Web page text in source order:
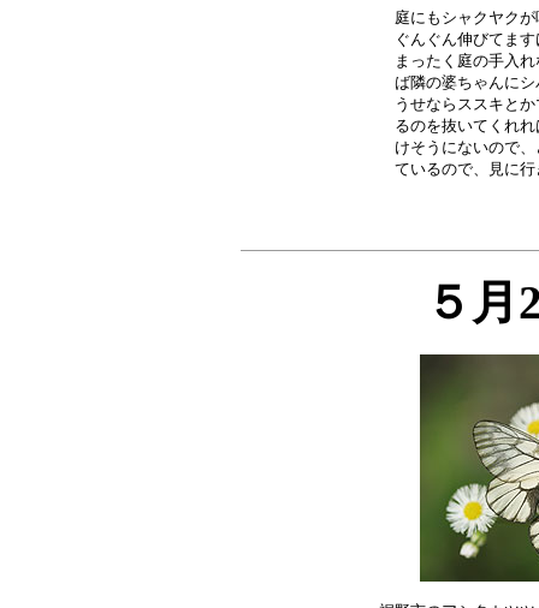
庭にもシャクヤク
ぐんぐん伸びてま
まったく庭の手入
ば隣の婆ちゃんに
うせならススキと
るのを抜いてくれ
けそうにないので
５月